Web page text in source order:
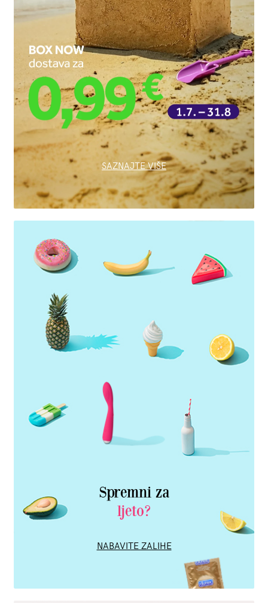
SAZNAJTE VIŠE
Spremni za
ljeto?
NABAVITE ZALIHE